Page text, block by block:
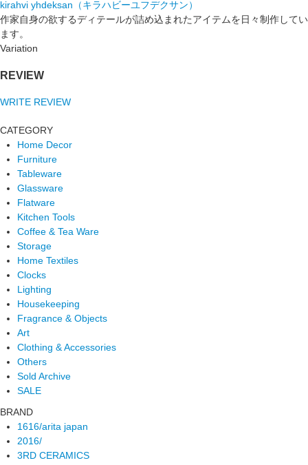
kirahvi yhdeksan（キラハビーユフデクサン）
作家自身の欲するディテールが詰め込まれたアイテムを日々制作してい
ます。
Variation
REVIEW
WRITE REVIEW
CATEGORY
Home Decor
Furniture
Tableware
Glassware
Flatware
Kitchen Tools
Coffee & Tea Ware
Storage
Home Textiles
Clocks
Lighting
Housekeeping
Fragrance & Objects
Art
Clothing & Accessories
Others
Sold Archive
SALE
BRAND
1616/arita japan
2016/
3RD CERAMICS